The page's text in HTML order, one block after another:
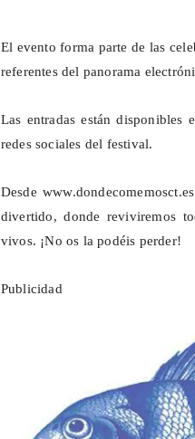
El evento forma parte de las
referentes del panorama
Las entradas están
redes sociales del festival.
Desdewww.dondecomemosct.es
divertido, donde reviviremos
vivos. ¡No os la podéis perder!
Publicidad